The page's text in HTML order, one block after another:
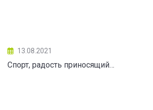
13.08.2021
Спорт, радость приносящий…